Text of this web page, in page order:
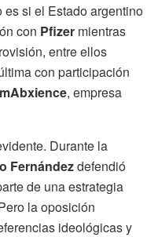
si el Estado argentino
con Pfizer mientras
entre ellos
con participación
mAbxience, empresa
Durante la
Fernándezdefendió
de una estrategia
la oposición
ideológicas y